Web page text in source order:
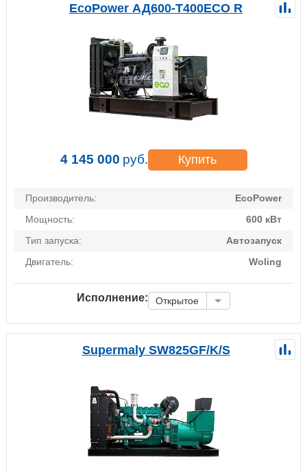
EcoPower АД600-T400ECO R
4 145 000 руб. Купить
Производитель:
EcoPower
Мощность:
600 кВт
Тип запуска:
Автозапуск
Двигатель:
Woling
Исполнение: Открытое
Supermaly SW825GF/K/S